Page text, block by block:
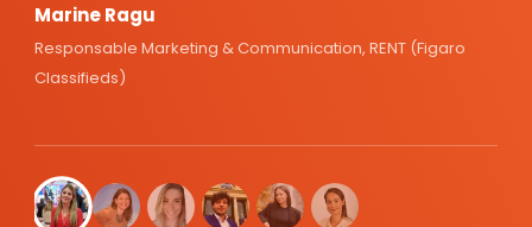
Marine Ragu
Responsable Marketing & Communication, RENT (Figaro
Classifieds)